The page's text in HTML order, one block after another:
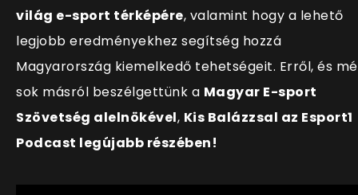
világ e-sport térképére, valamint hogy a lehető
legjobb eredményekhez segítség hozzá
Magyarország kiemelkedő tehetségeit. Erről, és
sok másról beszélgettünk a Magyar E-sport
Szövetség alelnökével, Kis Balázzsal az Esport1
Podcast legújabb részében!